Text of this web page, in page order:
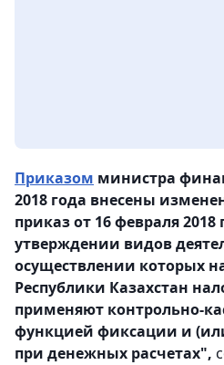
Приказом министра
2018 года внесены
приказ от 16 февраля
утверждении видов
осуществлении которых
Республики Казахстан
применяют контрольно-
функцией фиксации и
при денежных расчетах",